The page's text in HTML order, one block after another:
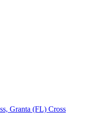
Granta (FL) Cross